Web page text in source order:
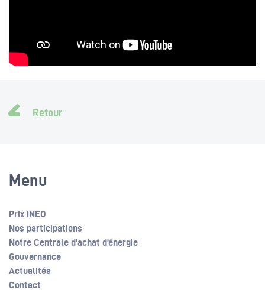
Retour
Menu
Prix INEO
Nos participations
Notre Centrale d’achat d’énergie
Gouvernance
Actualités
Contact